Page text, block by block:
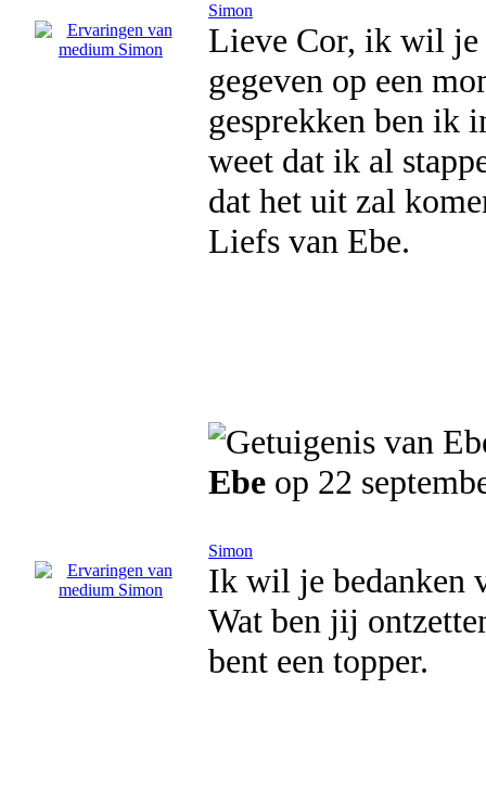
Simon
Lieve Cor, ik wil je
gegeven op een
gesprekken ben ik
weet dat ik al
dat het uit zal
Liefs van Ebe.
Ebe op 22
Simon
Ik wil je bedanken
Wat ben jij
bent een topper.